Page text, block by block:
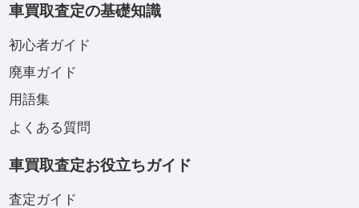
車買取査定の基礎知識
初心者ガイド
廃車ガイド
用語集
よくある質問
車買取査定お役立ちガイド
査定ガイド